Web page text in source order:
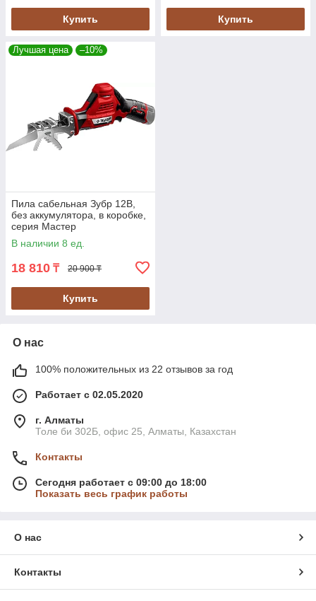
Купить Купить
Лучшая цена –10%
Пила сабельная Зубр 12В,
без аккумулятора, в коробке,
серия Мастер
В наличии 8 ед.
18 810 ₸ 20 900 ₸
Купить
О нас
100% положительных из 22 отзывов за год
Работает с 02.05.2020
г. Алматы
Толе би 302Б, офис 25, Алматы, Казахстан
Контакты
Сегодня работает с 09:00 до 18:00
Показать весь график работы
О нас
Контакты